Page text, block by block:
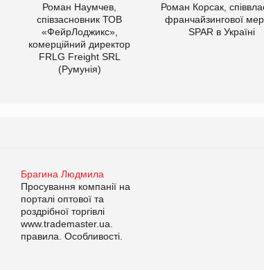
Роман Наумчев,
співзасновник ТОВ
«ФейрЛоджикс»,
комерційний директор
FRLG Freight SRL
(Румунія)
Роман Корсак,
франчайзингової
SPAR в Україні
Брагина Людмила
Просування компанії на
порталі оптової та
роздрібної торгівлі
www.trademaster.ua.
правила. Особливості.